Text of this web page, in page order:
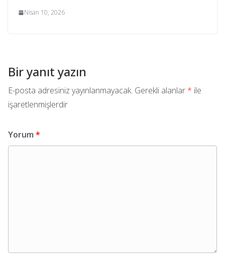
Nisan 10, 2026
Bir yanıt yazın
E-posta adresiniz yayınlanmayacak. Gerekli alanlar * ile
işaretlenmişlerdir
Yorum *